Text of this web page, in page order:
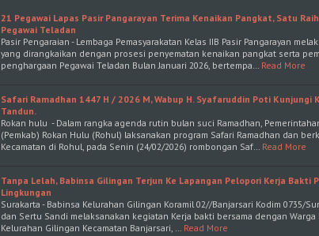
21 Pegawai Lapas Pasir Pangarayan Terima Kenaikan Pangkat, Satu
Pegawai Teladan
Pasir Pengaraian - Lembaga Pemasyarakatan Kelas IIB Pasir Pangarayan
yang dirangkaikan dengan prosesi penyematan kenaikan pangkat serta
penghargaan Pegawai Teladan Bulan Januari 2026, bertempa… Read More
Safari Ramadhan 1447 H / 2026 M, Wabup H. Syafaruddin Poti Kunjungi
Tandun.
Rokan hulu - Dalam rangka agenda rutin bulan suci Ramadhan,
(Pemkab) Rokan Hulu (Rohul) laksanakan program Safari Ramadhan dan
Kecamatan di Rohul, pada Senin (24/02/2026) rombongan Saf… Read More
Tanpa Lelah, Babinsa Gilingan Terjun Ke Lapangan Pelopori Kerja Bakti
Lingkungan
Surakarta - Babinsa Kelurahan Gilingan Koramil 02//Banjarsari Kodim 0735/
dan Sertu Sandi melaksanakan kegiatan Kerja bakti bersama dengan
Kelurahan Gilingan Kecamatan Banjarsari, … Read More